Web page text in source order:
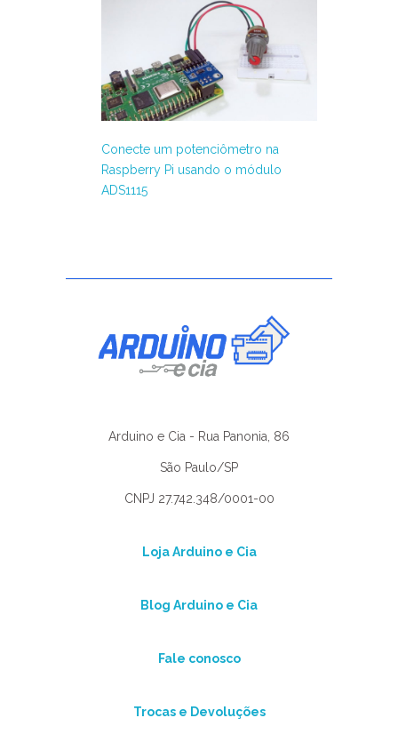
Conecte um potenciômetro na
Raspberry Pi usando o módulo
ADS1115
Arduino e Cia - Rua Panonia, 86
São Paulo/SP
CNPJ 27.742.348/0001-00
Loja Arduino e Cia
Blog Arduino e Cia
Fale conosco
Trocas e Devoluções